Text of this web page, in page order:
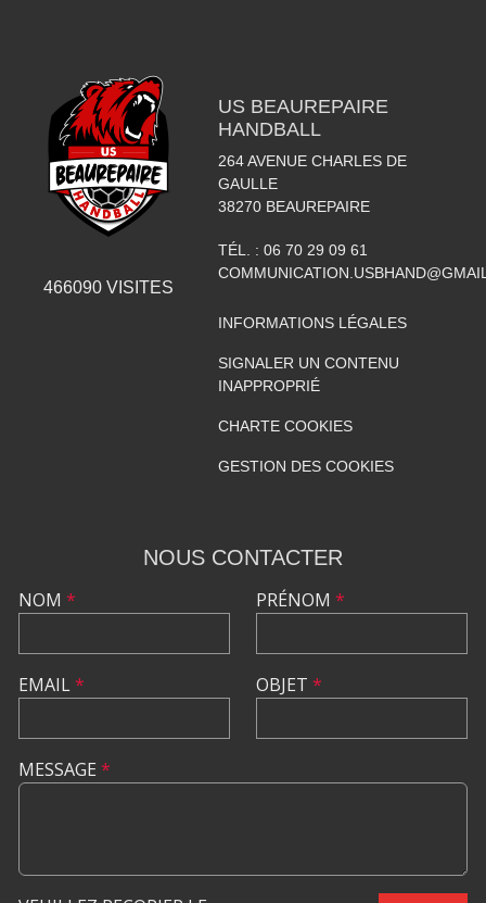
466090 VISITES
US BEAUREPAIRE
HANDBALL
264 AVENUE CHARLES DE
GAULLE
38270 BEAUREPAIRE
TÉL. : 06 70 29 09 61
INFORMATIONS LÉGALES
SIGNALER UN CONTENU
INAPPROPRIÉ
CHARTE COOKIES
GESTION DES COOKIES
NOUS CONTACTER
NOM *
EMAIL*
PRÉNOM *
OBJET *
MESSAGE *